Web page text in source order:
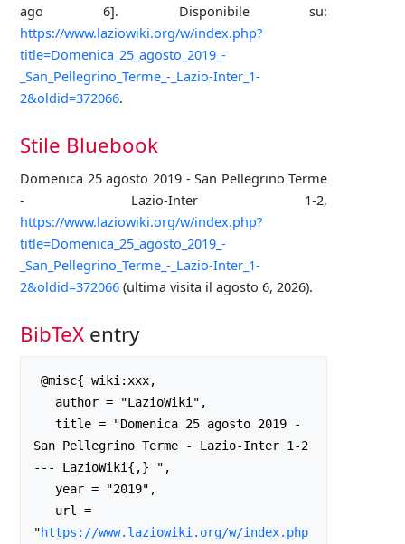
ago 6]. Disponibile su:
https://www.laziowiki.org/w/index.php?
title=Domenica_25_agosto_2019_-
_San_Pellegrino_Terme_-_Lazio-Inter_1-
2&oldid=372066.
Stile Bluebook
Domenica 25 agosto 2019 - San Pellegrino Terme
- Lazio-Inter 1-2,
https://www.laziowiki.org/w/index.php?
title=Domenica_25_agosto_2019_-
_San_Pellegrino_Terme_-_Lazio-Inter_1-
2&oldid=372066 (ultima visita il agosto 6, 2026).
BibTeX entry
San Pellegrino Terme - Lazio-Inter 1-2
--- LazioWiki{,} ",
"https://www.laziowiki.org/w/index.php